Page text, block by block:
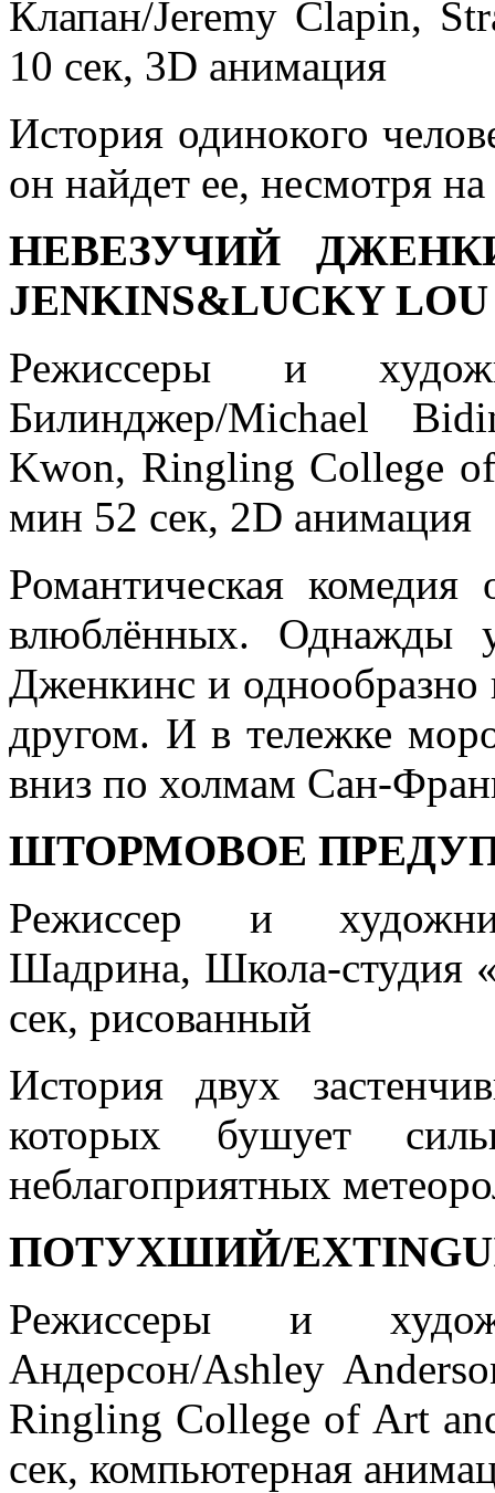
Клапан/Jeremy Clapin,
10 сек, 3D анимация
История одинокого
он найдет ее, несмотря
НЕВЕЗУЧИЙ
JENKINS&LUCKY LOU
Режиссеры и
Билинджер/Michael
Kwon, Ringling College
мин 52 сек, 2D анимация
Романтическая
влюблённых. Однажды
Дженкинс и однообразно
другом. И в тележке
вниз по холмам Сан-
ШТОРМОВОЕ
Режиссер и
Шадрина, Школа-студия
сек, рисованный
История двух
которых бушует
неблагоприятных
ПОТУХШИЙ/
Режиссеры и
Андерсон/Ashley
Ringling College of Art
сек, компьютерная